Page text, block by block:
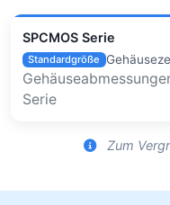
SPCMOS Serie
Standardgröße
Serie
Zum